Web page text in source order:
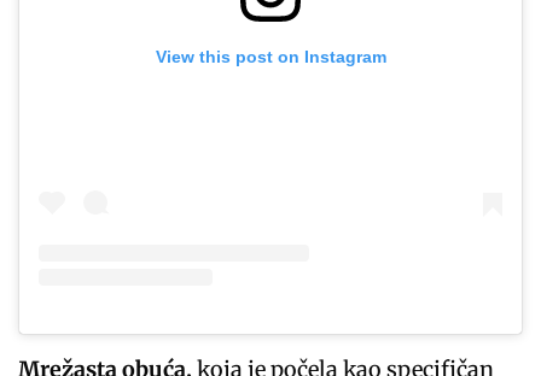
View this post on Instagram
Mrežasta obuća, koja je počela kao specifičan